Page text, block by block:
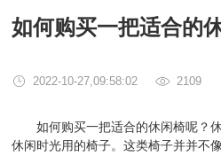
如何购买一把适合的
2022-10-27,09:58:02 2109
如何购买一把适合的休闲椅呢？休
休闲时光用的椅子。这类椅子并并不